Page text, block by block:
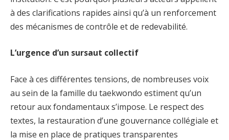
à des clarifications rapides ainsi qu’à un renforcement
des mécanismes de contrôle et de redevabilité.
L’urgence d’un sursaut collectif
Face à ces différentes tensions, de nombreuses voix
au sein de la famille du taekwondo estiment qu’un
retour aux fondamentaux s’impose. Le respect des
textes, la restauration d’une gouvernance collégiale et
la mise en place de pratiques transparentes